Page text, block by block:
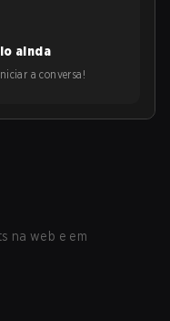
ainda
a conversa!
na web e em